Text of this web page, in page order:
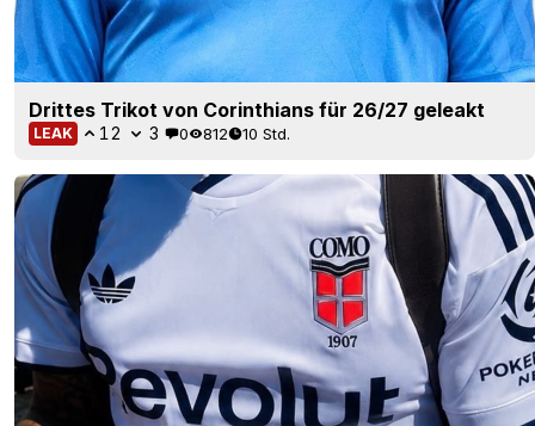
Drittes Trikot von Corinthians für 26/27 geleakt
LEAK 12 3 0 812 10 Std.